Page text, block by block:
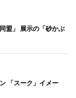
盟」 展示の「砂かぶ
「スーク」イメー